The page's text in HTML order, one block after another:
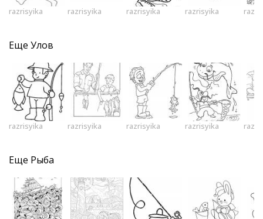
razrisyika razrisyika razrisyika razrisyika
Еще Улов
razrisyika razrisyika razrisyika razrisyika
Еще Рыба